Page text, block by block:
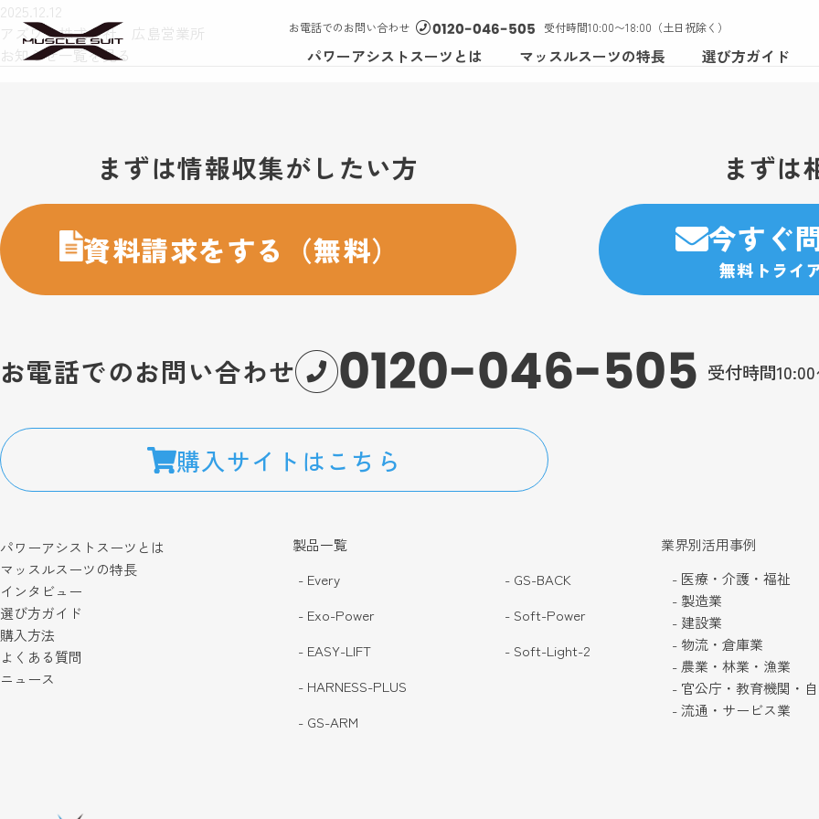
お電話でのお問い合わせ 0120-046-505 受付時間10:00〜18:00（土日祝除く）
パワーアシストスーツとは マッスルスーツの特長 選び方ガイド
2025.12.12
アズワン株式会社 広島営業所
お知らせ一覧を見る
まずは情報収集がしたい方
資料請求をする（無料）
まずは
今すぐ
無料トライ
お電話でのお問い合わせ 0120-046-505 受付時間
購入サイトはこちら
パワーアシストスーツとは
マッスルスーツの特長
インタビュー
選び方ガイド
購入方法
よくある質問
ニュース
製品一覧
- Every
- Exo-Power
- EASY-LIFT
- HARNESS-PLUS
- GS-ARM
- GS-BACK
- Soft-Power
- Soft-Light-2
業界別活用事例
- 医療・介護・福祉
- 製造業
- 建設業
- 物流・倉庫業
- 農業・林業・漁業
- 官公庁・教育機関・
- 流通・サービス業